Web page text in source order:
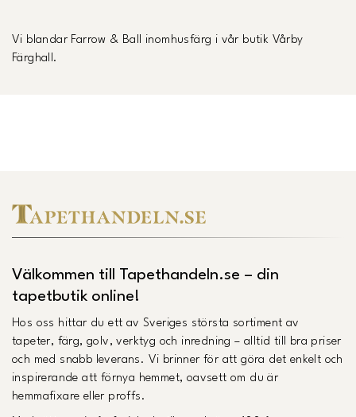
Vi blandar Farrow & Ball inomhusfärg i vår butik Vårby
Färghall.
Välkommen till Tapethandeln.se – din
tapetbutik online!
Hos oss hittar du ett av Sveriges största sortiment av
tapeter, färg, golv, verktyg och inredning – alltid till bra priser
och med snabb leverans. Vi brinner för att göra det enkelt och
inspirerande att förnya hemmet, oavsett om du är
hemmafixare eller proffs.